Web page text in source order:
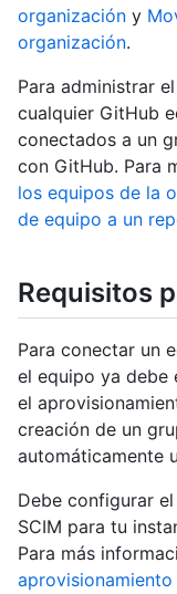
organización y
organización.
Para administrar
cualquier GitHub
conectados a un
con GitHub. Para
los equipos de la
de equipo a un
Requisitos
Para conectar un
el equipo ya debe
el
creación de un
automáticamente
Debe configurar
SCIM para tu
Para más